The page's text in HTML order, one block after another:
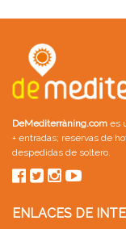
DeMediterràning.com es
+ entradas; reservas de
despedidas de soltero
ENLACES DE